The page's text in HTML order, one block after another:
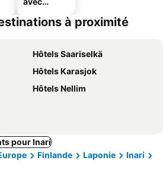
à proximité
Hôtels Saariselkä
Hôtels Karasjok
Hôtels Nellim
pour Inari
Finlande Laponie
Inari